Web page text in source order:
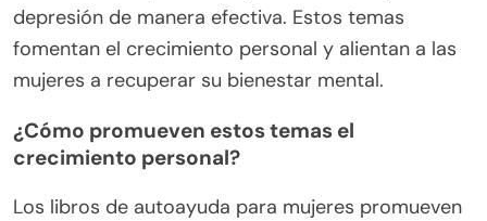
depresión de manera efectiva. Estos temas
fomentan el crecimiento personal y alientan a las
mujeres a recuperar su bienestar mental.
¿Cómo promueven estos temas el
crecimiento personal?
Los libros de autoayuda para mujeres promueven